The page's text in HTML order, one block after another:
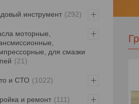
инструмент 292
моторные,
для смазки
21
и СТО 1022
и ремонт 111